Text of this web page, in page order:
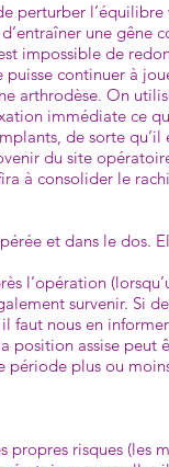
perturber
une gêne
impossible de
continuer à
arthrodèse. On
immédiate ce
de sorte
du site
à consolider le
et dans le dos.
l’opération
survenir. Si
faut nous en
position assise
plus ou
risques (les